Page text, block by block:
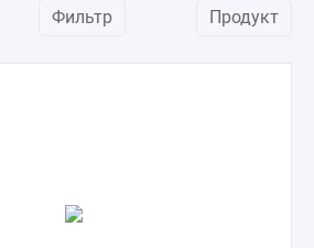
Фильтр Продукт